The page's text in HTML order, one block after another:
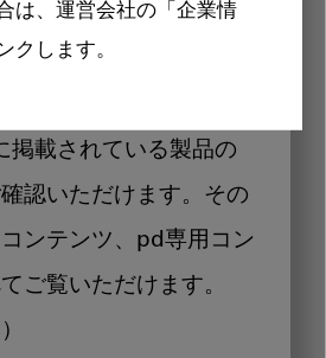
は、運営会社の「企業情
クします。
格も閲覧可能
掲載されている製品の
認いただけます。その
ンテンツ、pd専用コン
ご覧いただけます。